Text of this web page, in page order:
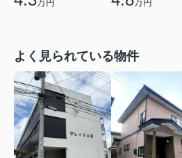
万円 万円
よく見られている物件